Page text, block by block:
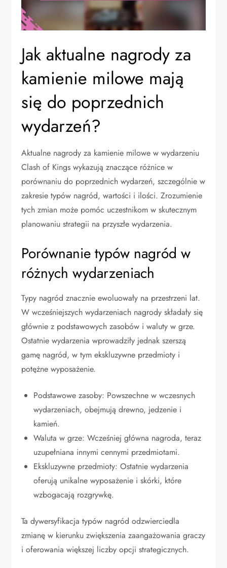
Jak aktualne nagrody za
kamienie milowe mają
się do poprzednich
wydarzeń?
Aktualne nagrody za kamienie milowe w wydarzeniu
Clash of Kings wykazują znaczące różnice w
porównaniu do poprzednich wydarzeń, szczególnie w
zakresie typów nagród, wartości i ilości. Zrozumienie
tych zmian może pomóc uczestnikom w skutecznym
planowaniu strategii na przyszłe wydarzenia.
Porównanie typów nagród w
różnych wydarzeniach
Typy nagród znacznie ewoluowały na przestrzeni lat.
W wcześniejszych wydarzeniach nagrody składały się
głównie z podstawowych zasobów i waluty w grze.
Ostatnie wydarzenia wprowadziły jednak szerszą
gamę nagród, w tym ekskluzywne przedmioty i
potężne wyposażenie.
Podstawowe zasoby: Powszechne w wczesnych
wydarzeniach, obejmują drewno, jedzenie i
kamień.
Waluta w grze: Wcześniej główna nagroda, teraz
uzupełniana innymi cennymi przedmiotami.
Ekskluzywne przedmioty: Ostatnie wydarzenia
oferują unikalne wyposażenie i skórki, które
wzbogacają rozgrywkę.
Ta dywersyfikacja typów nagród odzwierciedla
zmianę w kierunku zwiększenia zaangażowania graczy
i oferowania większej liczby opcji strategicznych.